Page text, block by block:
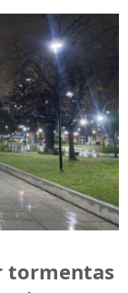
tormentas